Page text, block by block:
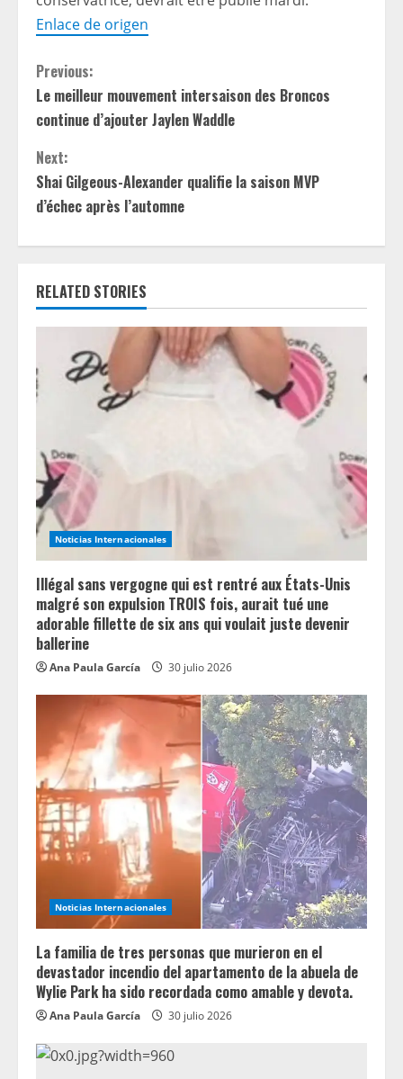
Enlace de origen
C
o
n
t
u
R
a
d
i
n
g
Previous:
Le meilleur mouvement intersaison des Broncos
continue d’ajouter Jaylen Waddle
Next:
Shai Gilgeous-Alexander qualifie la saison MVP
d’échec après l’automne
RELATED STORIES
Noticias Internacionales
Illégal sans vergogne qui est rentré aux États-Unis
malgré son expulsion TROIS fois, aurait tué une
adorable fillette de six ans qui voulait juste devenir
ballerine
Ana Paula García 30 julio 2026
Noticias Internacionales
La familia de tres personas que murieron en el
devastador incendio del apartamento de la abuela de
Wylie Park ha sido recordada como amable y devota.
Ana Paula García 30 julio 2026